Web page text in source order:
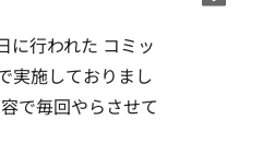
に行われた コミッ
実施しておりまし
で毎回やらさせて